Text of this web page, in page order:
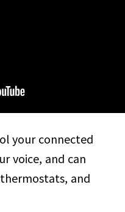
your connected
voice, and can
and